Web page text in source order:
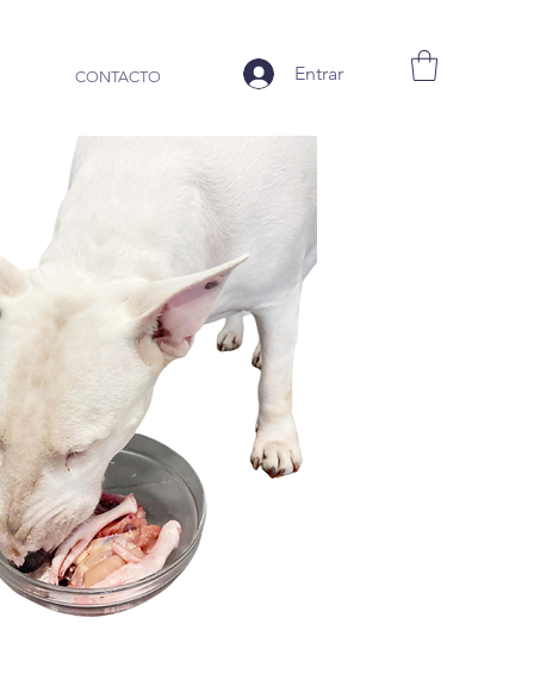
CONTACTO Entrar